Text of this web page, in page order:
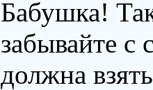
Бабушка!
забывайте с
должна